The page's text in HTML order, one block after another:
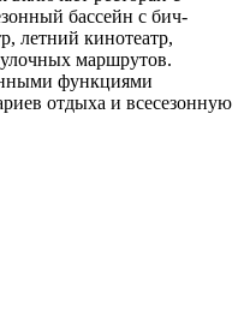
бассейн с бич-
летний кинотеатр,
маршрутов.
функциями
отдыха и всесезонную